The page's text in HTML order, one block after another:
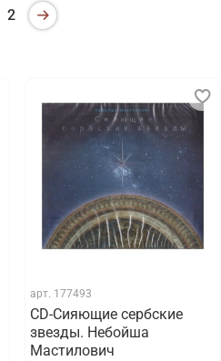
2
арт. 177493
CD-Сияющие сербские
звезды. Небойша
Мастилович